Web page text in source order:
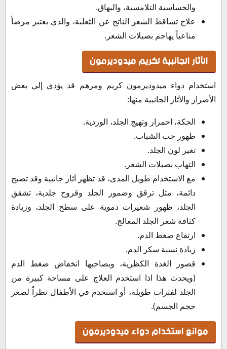
والحساسية التلامسية، والبهاق.
علاج تساقط الشعر الناتج عن الثعلبة، والذي يعتبر مرضاً
مناعياً يهاجم بصيلات الشعر.
الآثار الجانبية لكريم ميدوديرمون
استخدام دواء ميدوديرمون كريم ومرهم قد يؤدي إلي بعض
الأضرار والأثار الجانبية منها:
الحكة، احمرار وتهيج الجلد، الوردية.
ظهور حب الشباب.
تغير لون الجلد.
التهاب بصيلات الشعر.
مع الاستخدام طويل المدى، قد تظهر آثار جانبية وقد تصبح
دائمة، مثل ترقق وضمور الجلد وقروح جلدية، تشقق
الجلد، ظهور شعيرات دموية على سطح الجلد، وزيادة
كثافة شعر الجلد المعالج.
ارتفاع ضغط الدم.
زيادة نسبة سكر الدم.
قصور الغدة الكظرية، ويصاحبها انخفاض ضغط الدم
(ويحدث هذا اذا استخدم العلاج على مساحة كبيرة من
الجلد لفترات طويلة، أو استخدم في الأطفال نظراً لصغر
حجم الجسم).
موانع استخدام دواء ميدوديرمون